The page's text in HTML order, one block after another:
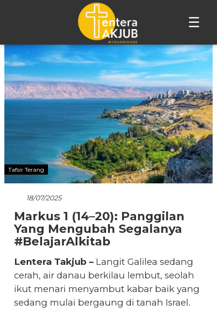
☰
Lompat
ke
konten
Tafsir Terang
18/07/2025
Markus 1 (14–20): Panggilan
Yang Mengubah Segalanya
#BelajarAlkitab
Lentera Takjub –Langit Galilea sedang
cerah, air danau berkilau lembut, seolah
ikut menari menyambut kabar baik yang
sedang mulai bergaung di tanah Israel.